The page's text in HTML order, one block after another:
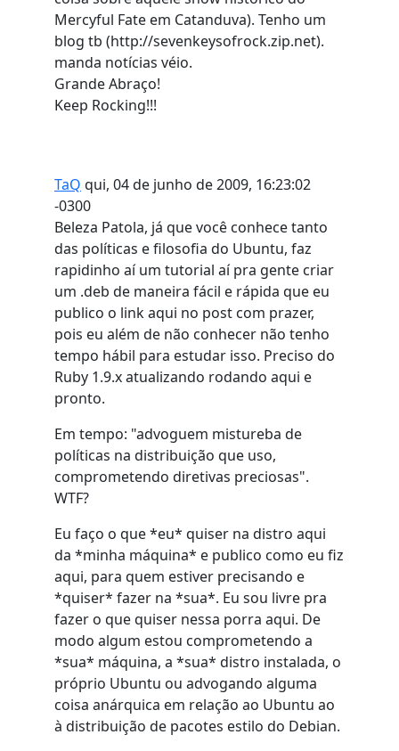
Mercyful Fate em Catanduva). Tenho um
blog tb (http://sevenkeysofrock.zip.net).
manda notícias véio.
Grande Abraço!
Keep Rocking!!!
TaQ qui, 04 de junho de 2009, 16:23:02
-0300
Beleza Patola, já que você conhece tanto
das políticas e filosofia do Ubuntu, faz
rapidinho aí um tutorial aí pra gente criar
um .deb de maneira fácil e rápida que eu
publico o link aqui no post com prazer,
pois eu além de não conhecer não tenho
tempo hábil para estudar isso. Preciso do
Ruby 1.9.x atualizando rodando aqui e
pronto.
Em tempo: "advoguem mistureba de
políticas na distribuição que uso,
comprometendo diretivas preciosas".
WTF?
Eu faço o que *eu* quiser na distro aqui
da *minha máquina* e publico como eu fiz
aqui, para quem estiver precisando e
*quiser* fazer na *sua*. Eu sou livre pra
fazer o que quiser nessa porra aqui. De
modo algum estou comprometendo a
*sua* máquina, a *sua* distro instalada, o
próprio Ubuntu ou advogando alguma
coisa anárquica em relação ao Ubuntu ao
à distribuição de pacotes estilo do Debian.